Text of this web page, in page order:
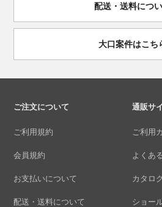
配送・送料につ
大口案件はこち
ご注文について
ご利用規約
会員規約
お支払いについて
配送・送料について
通販サ
ご利用
よくあ
カタロ
ショー